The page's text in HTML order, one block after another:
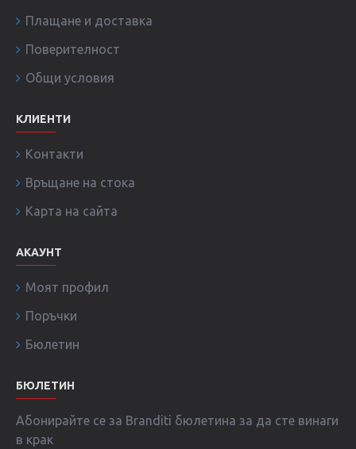
Плащане и доставка
Поверителност
Общи условия
КЛИЕНТИ
Контакти
Връщане на стока
Карта на сайта
АКАУНТ
Моят профил
Поръчки
Бюлетин
БЮЛЕТИН
Абонирайте се за Branditi бюлетина за да сте винаги
в крак